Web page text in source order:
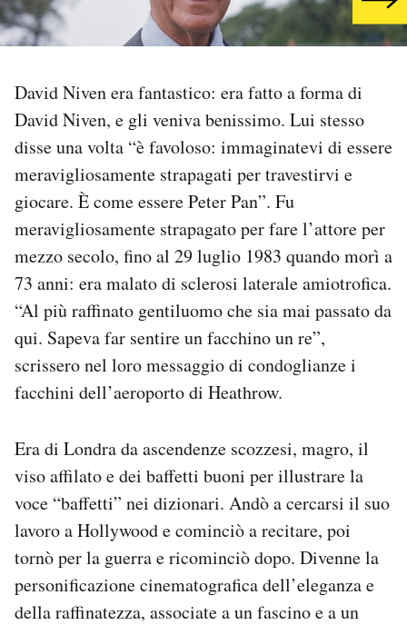
PODCAST
I MIEI PREFERITI
SHOP
CALENDARIO
AREA PERSONALE
Area Personale
Newsletter
Notifiche mobile
Esci
David Niven era fantastico: era fatto a forma di
David Niven, e gli veniva benissimo. Lui stesso
disse una volta “è favoloso: immaginatevi di essere
meravigliosamente strapagati per travestirvi e
giocare. È come essere Peter Pan”. Fu
meravigliosamente strapagato per fare l’attore per
mezzo secolo, fino al 29 luglio 1983 quando morì a
73 anni: era malato di sclerosi laterale amiotrofica.
“Al più raffinato gentiluomo che sia mai passato da
qui. Sapeva far sentire un facchino un re”,
scrissero nel loro messaggio di condoglianze i
facchini dell’aeroporto di Heathrow.
Era di Londra da ascendenze scozzesi, magro, il
viso affilato e dei baffetti buoni per illustrare la
voce “baffetti” nei dizionari. Andò a cercarsi il suo
lavoro a Hollywood e cominciò a recitare, poi
tornò per la guerra e ricominciò dopo. Divenne la
personificazione cinematografica dell’eleganza e
della raffinatezza, associate a un fascino e a un